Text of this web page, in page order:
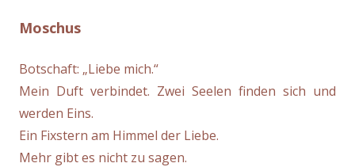
Moschus
Botschaft: „Liebe mich.“
Mein Duft verbindet. Zwei Seelen finden sich und
werden Eins.
Ein Fixstern am Himmel der Liebe.
Mehr gibt es nicht zu sagen.